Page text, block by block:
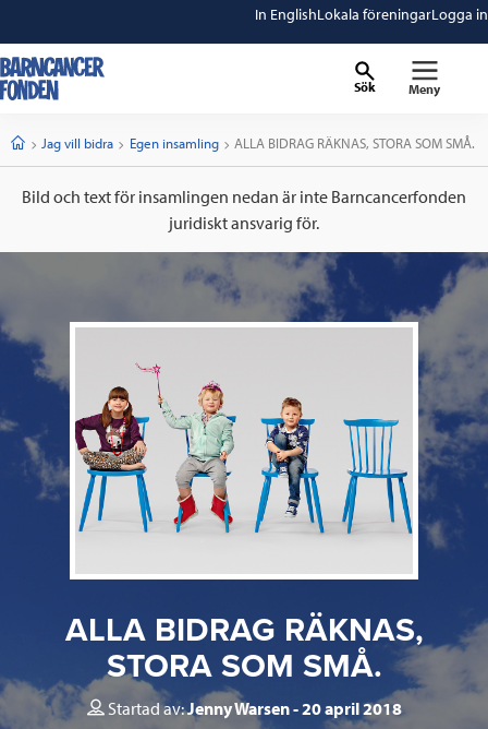
In EnglishLokala föreningarLogga in
Sök Meny
StartJag vill bidra Egen insamling Current:
ALLA BIDRAG RÄKNAS, STORA SOM SMÅ.
Bild och text för insamlingen nedan är inte Barncancerfonden
juridiskt ansvarig för.
ALLA BIDRAG RÄKNAS,
STORA SOM SMÅ.
Startad av:Jenny Warsen 20 april 2018